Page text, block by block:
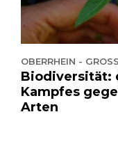
OBERRHEIN -
Biodiversität:
Kampfes
Arten